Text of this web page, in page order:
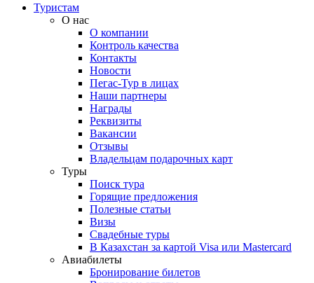
Туристам
О нас
О компании
Контроль качества
Контакты
Новости
Пегас-Тур в лицах
Наши партнеры
Награды
Реквизиты
Вакансии
Отзывы
Владельцам подарочных карт
Туры
Поиск тура
Горящие предложения
Полезные статьи
Визы
Свадебные туры
В Казахстан за картой Visa или Masterсard
Авиабилеты
Бронирование билетов